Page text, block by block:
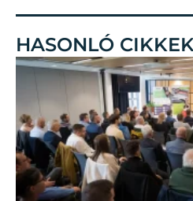
HASONLÓ CIKKEK